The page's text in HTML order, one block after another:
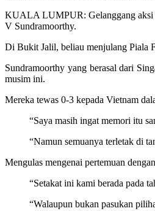
KUALA LUMPUR: Gelanggang aksi
V Sundramoorthy.
Di Bukit Jalil, beliau menjulang Piala
Sundramoorthy yang berasal dari
musim ini.
Mereka tewas 0-3 kepada Vietnam
“Saya masih ingat memori itu
“Namun semuanya terletak di
Mengulas mengenai pertemuan
“Setakat ini kami berada pada
“Walaupun bukan pasukan